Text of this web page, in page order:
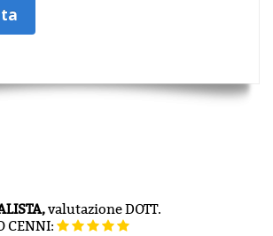
valutazioneDOTT.
CENNI: